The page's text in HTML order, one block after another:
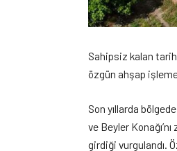
Sahipsiz kalan
özgün ahşap
Son yıllarda
ve Beyler
girdiği vurgulandı.